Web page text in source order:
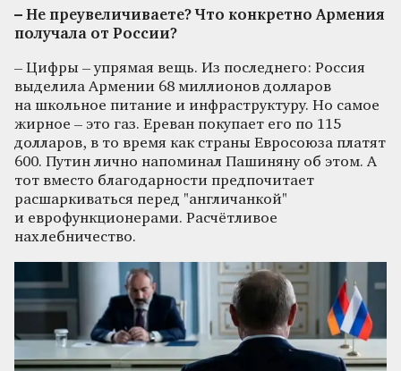
– Не преувеличиваете? Что конкретно Армения
получала от России?
– Цифры – упрямая вещь. Из последнего: Россия
выделила Армении 68 миллионов долларов
на школьное питание и инфраструктуру. Но самое
жирное – это газ. Ереван покупает его по 115
долларов, в то время как страны Евросоюза платят
600. Путин лично напоминал Пашиняну об этом. А
тот вместо благодарности предпочитает
расшаркиваться перед "англичанкой"
и еврофункционерами. Расчётливое
нахлебничество.